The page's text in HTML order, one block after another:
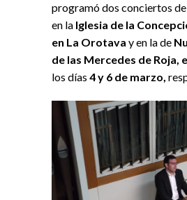
programó dos conciertos
en la Iglesia de la
en La Orotava y en lade
de las Mercedes de Roja,
los días 4 y 6 de marzo,